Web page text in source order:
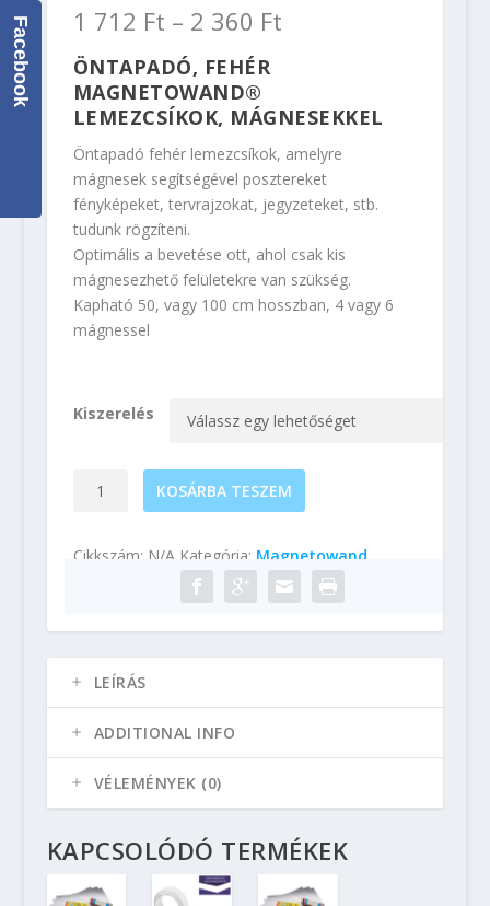
1 712 Ft – 2 360 Ft
ÖNTAPADÓ, FEHÉR
MAGNETOWAND®
LEMEZCSÍKOK, MÁGNESEKKEL
Öntapadó fehér lemezcsíkok, amelyre
mágnesek segítségével posztereket
fényképeket, tervrajzokat, jegyzeteket, stb.
tudunk rögzíteni.
Optimális a bevetése ott, ahol csak kis
mágnesezhető felületekre van szükség.
Kapható 50, vagy 100 cm hosszban, 4 vagy 6
mágnessel
Kiszerelés
Magnetowand
lemezcsíkok
KOSÁRBA TESZEM
Cikkszám: N/A Kategória: Magnetowand
LEÍRÁS
ADDITIONAL INFO
VÉLEMÉNYEK (0)
KAPCSOLÓDÓ TERMÉKEK
Facebook